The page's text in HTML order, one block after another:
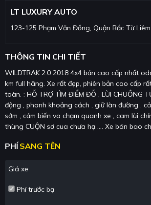
LT LUXURY AUTO
123-125 Phạm Văn Đồng, Quận Bắc Từ Liêm
THÔNG TIN CHI TIẾT
WILDTRAK 2.0 2018 4x4 bản cao cấp nhất
km full hãng. Xe rất đẹp, phiên bản cao cấp
toàn. : HỖ TRỢ TÌM ĐIỂM ĐỖ , LÙI CHUỒNG
động , phanh khoảng cách , giữ làn đường ,
sớm , cảm biến va chạm quanh xe , cam lùi
thùng CUỘN sơ cua chưa hạ .... Xe bán bao
PHÍ SANG TÊN
Giá xe
Phí trước bạ